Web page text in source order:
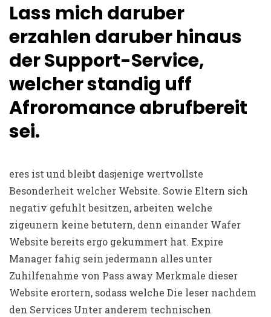
Lass mich daruber
erzahlen daruber hinaus
der Support-Service,
welcher standig uff
Afroromance abrufbereit
sei.
eres ist und bleibt dasjenige wertvollste
Besonderheit welcher Website. Sowie Eltern sich
negativ gefuhlt besitzen, arbeiten welche
zigeunern keine betutern, denn einander Wafer
Website bereits ergo gekummert hat. Expire
Manager fahig sein jedermann alles unter
Zuhilfenahme von Pass away Merkmale dieser
Website erortern, sodass welche Die leser nachdem
den Services Unter anderem technischen